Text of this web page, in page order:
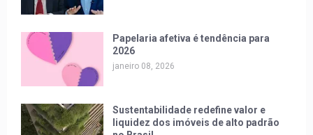
Papelaria afetiva é tendência para
2026
janeiro 08, 2026
Sustentabilidade redefine valor e
liquidez dos imóveis de alto padrão